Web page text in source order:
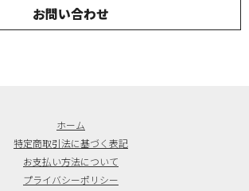
お問い合わせ
ホーム
特定商取引法に基づく表記
お支払い方法について
プライバシーポリシー